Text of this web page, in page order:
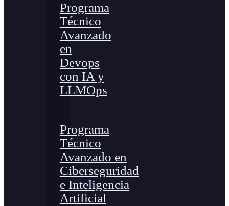
Programa
Técnico
Avanzado
en
Devops
con IA y
LLMOps
Programa
Técnico
Avanzado en
Ciberseguridad
e Inteligencia
Artificial